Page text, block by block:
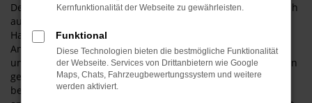
Deutschlands erreichen Sie uns aber selbstverständlich auch
aus anderen Orten. Sie werden staunen, wie schnell es von
Harzkreis zu uns und zu unserem überaus günstigen
Angebote an Fahrzeugen von VW geht. Kennzeichnend für
unser Unternehmen ist die enge Kundenbindung. Wir fragen
genau nach und hören Ihnen aufmerksam zu. Beratung
bedeutet bei uns, dass Sie exakt das Fahrzeug von VW
Kernfunktionalität der Webseite zu gewährleisten.
Funktional
Diese Technologien bieten die bestmögliche Funktionalität
der Webseite. Services von Drittanbietern wie Google
Maps, Chats, Fahrzeugbewertungssystem und weitere
werden aktiviert.